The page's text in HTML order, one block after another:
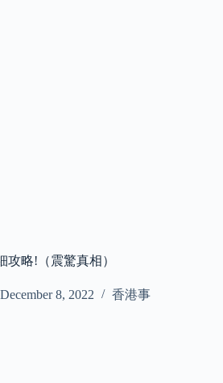
攻略!（震驚真相）
December 8, 2022 香港事